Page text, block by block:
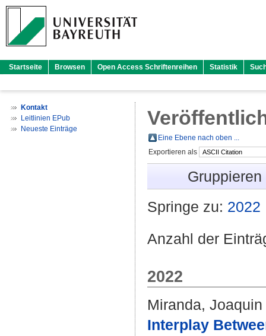
Startseite Browsen Open Access Schriftenreihen Statistik
Kontakt
Leitlinien EPub
Neueste Einträge
Eine Ebene nach oben ...
Exportieren als
Springe zu: 2022
Anzahl der
2022
Miranda, Joaquin
Interplay